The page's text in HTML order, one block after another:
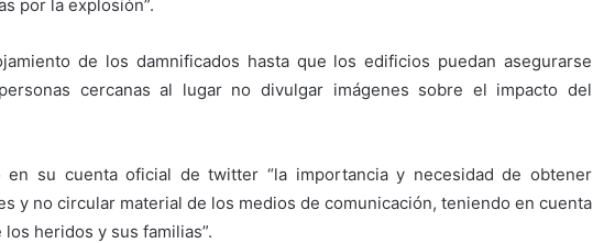
por la explosión”.
de los damnificados hasta que los edificios puedan asegurarse
cercanas al lugar no divulgar imágenes sobre el impacto del
en su cuenta oficial de twitter “la importancia y necesidad de obtener
y no circular material de los medios de comunicación, teniendo en cuenta
heridos y sus familias”.